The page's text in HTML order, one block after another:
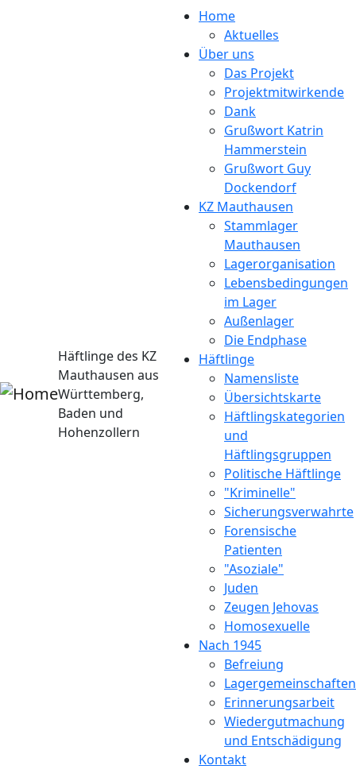
Häftlinge des KZ
Mauthausen aus
Württemberg,
Baden und
Hohenzollern
Home
Aktuelles
Über uns
Das Projekt
Projektmitwirkende
Dank
Grußwort Katrin
Hammerstein
Grußwort Guy
Dockendorf
KZ Mauthausen
Stammlager
Mauthausen
Lagerorganisation
Lebensbedingungen
im Lager
Außenlager
Die Endphase
Häftlinge
Namensliste
Übersichtskarte
Häftlingskategorien
und
Häftlingsgruppen
Politische Häftlinge
"Kriminelle"
Sicherungsverwahrte
Forensische
Patienten
"Asoziale"
Juden
Zeugen Jehovas
Homosexuelle
Nach 1945
Befreiung
Lagergemeinschaften
Erinnerungsarbeit
Wiedergutmachung
und Entschädigung
Kontakt